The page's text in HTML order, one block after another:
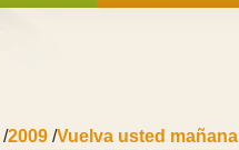
/2009 /Vuelva usted mañana